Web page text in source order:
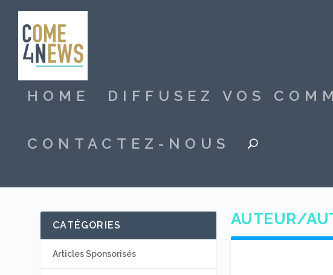
HOME DIFFUSEZ VOS
CONTACTEZ-NOUS
AUTEUR/
CATÉGORIES
Articles Sponsorisés